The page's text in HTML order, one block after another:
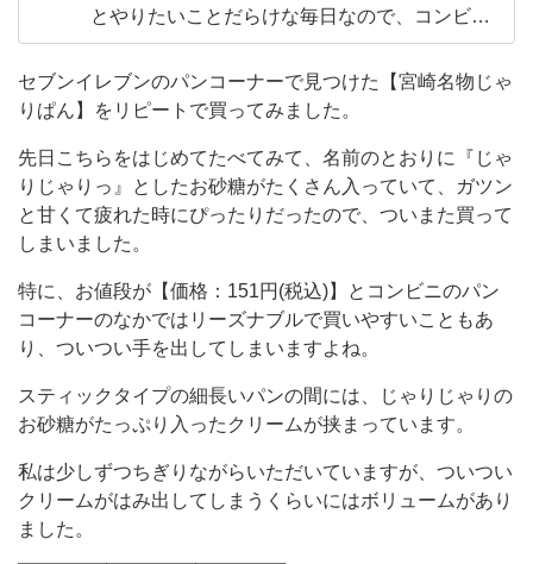
日
こ
ち
ら
を
は
じ
め
て
べ
て
み
て、
名
とやりたいことだらけな毎日なので、コンビニ
にもよくお世話になっています。 よく行くコン
ビニはセブンイレブン・ファミリーマートがメ
インです。 ついいつも同じものを買いがちなの
セブンイレブンのパンコーナーで見つけた【宮崎名物じゃ
りぱん】をリピートで買ってみました。
先日こちらをはじめてたべてみて、名前のとおりに『じゃ
りじゃりっ』としたお砂糖がたくさん入っていて、ガツン
と甘くて疲れた時にぴったりだったので、ついまた買って
しまいました。
特に、お値段が【価格：151円(税込)】とコンビニのパン
コーナーのなかではリーズナブルで買いやすいこともあ
り、ついつい手を出してしまいますよね。
スティックタイプの細長いパンの間には、じゃりじゃりの
お砂糖がたっぷり入ったクリームが挟まっています。
私は少しずつちぎりながらいただいていますが、ついつい
クリームがはみ出してしまうくらいにはボリュームがあり
ました。